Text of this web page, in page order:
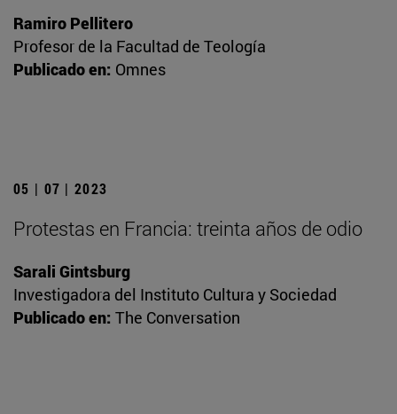
Ramiro Pellitero
Profesor de la Facultad de Teología
Publicado en: Omnes
05 | 07 | 2023
Protestas en Francia: treinta años de odio
Sarali Gintsburg
Investigadora del Instituto Cultura y Sociedad
Publicado en: The Conversation